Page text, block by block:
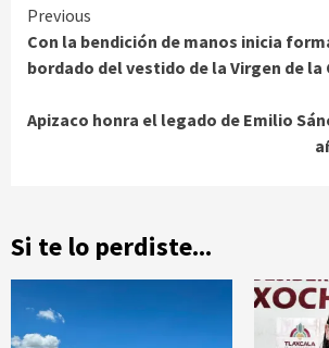
Continue
Reading
Previous
Con la bendición de manos inicia
bordado del vestido de la Virgen de la
Apizaco honra el legado de Emilio
Si te lo perdiste...